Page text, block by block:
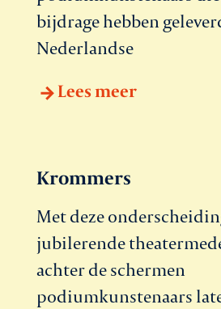
bijdrage hebben
Nederlandse
Lees meer
Krommers
Met deze
jubilerende
achter de schermen
podiumkunstenaars